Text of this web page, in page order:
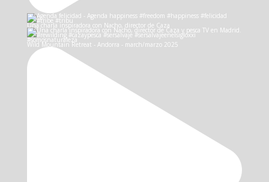
Una charla inspiradora con Nacho, director de Caza
Wild Mountain Retreat - Andorra - march/marzo 2025